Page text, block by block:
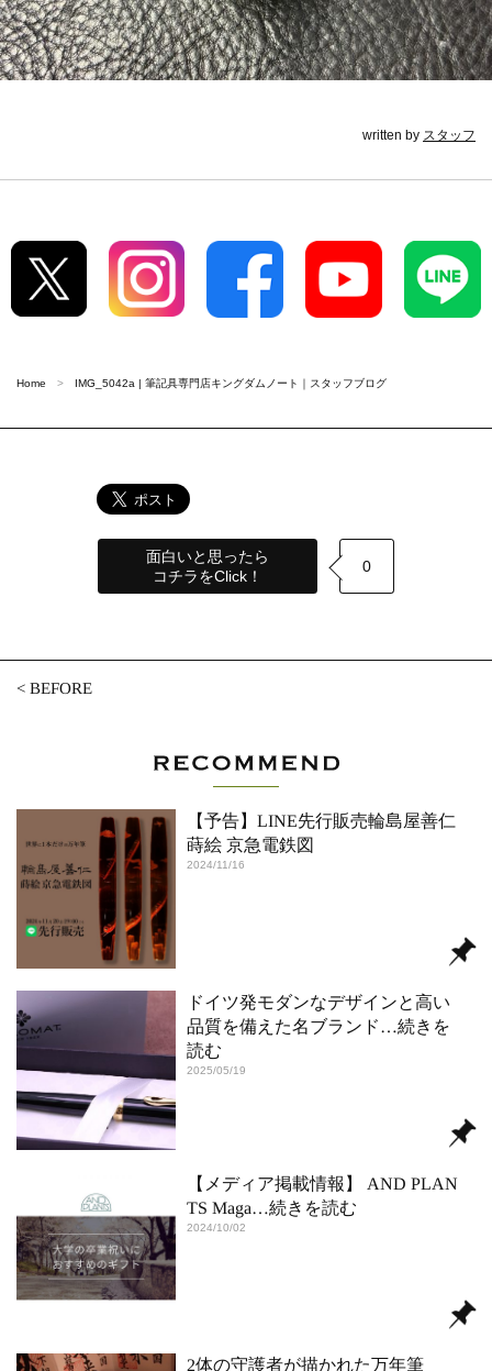
written by スタッフ
Home IMG_5042a | 筆記具専門店キングダムノート｜スタッフブログ
面白いと思ったら
コチラをClick！
0
<BEFORE
【予告】LINE先行販売輪島屋善仁
蒔絵 京急電鉄図
2024/11/16
ドイツ発モダンなデザインと高い
品質を備えた名ブランド …続きを
読む
2025/05/19
【メディア掲載情報】 AND PLAN
TS Maga…続きを読む
2024/10/02
2体の守護者が描かれた万年筆